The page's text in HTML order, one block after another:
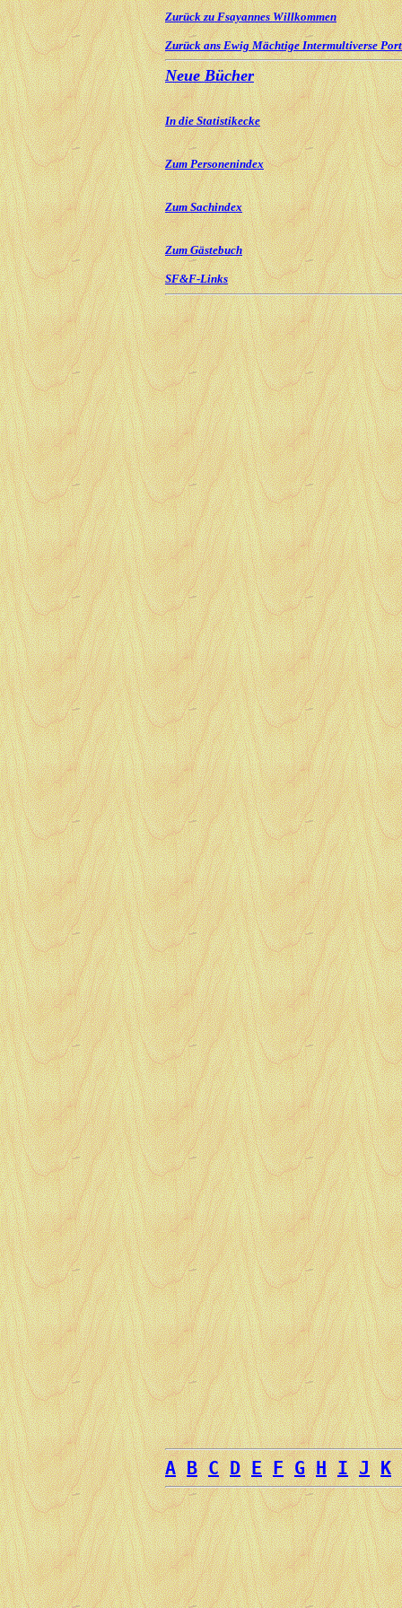
Zurück zu Fsayannes Willkommen
Zurück ans Ewig Mächtige Intermultiverse
Neue Bücher
In die Statistikecke
Zum Personenindex
Zum Sachindex
Zum Gästebuch
SF&F-Links
A B C D E F G H I J K